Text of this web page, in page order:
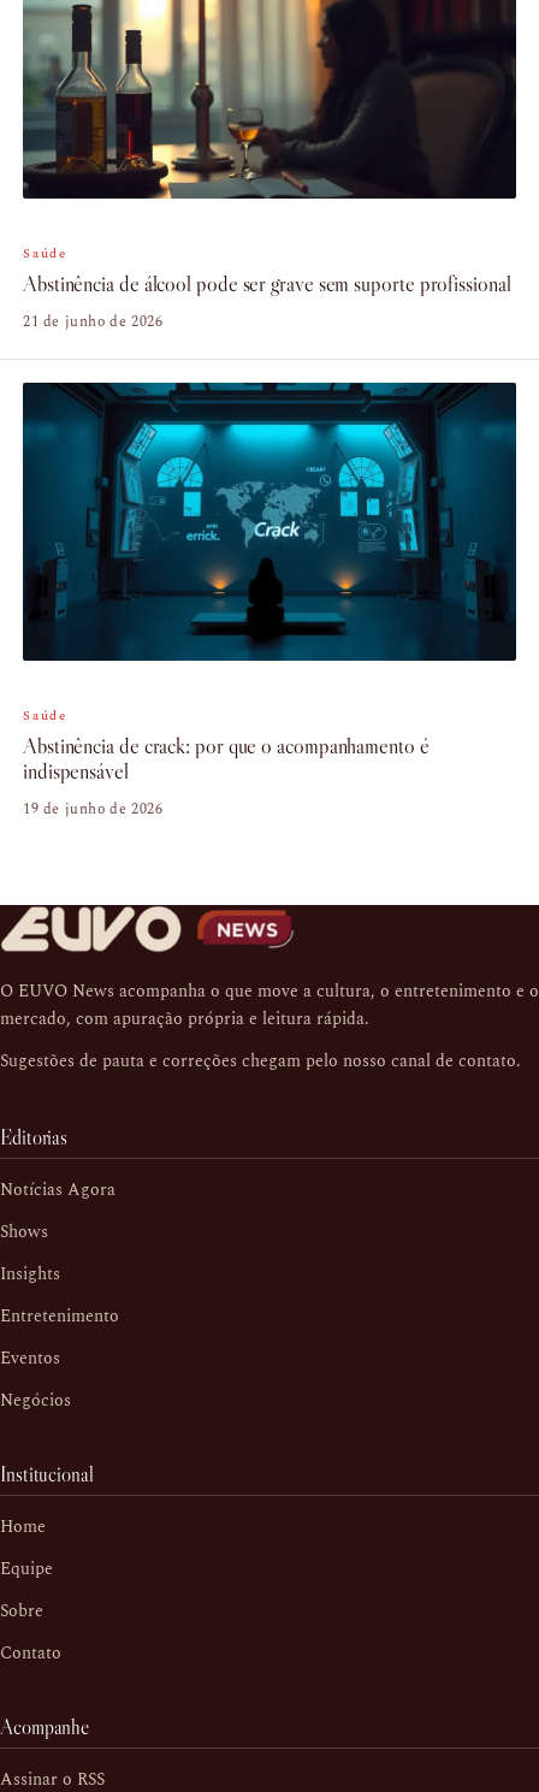
Saúde
Abstinência de álcool pode ser grave sem suporte profissional
21 de junho de 2026
Saúde
Abstinência de crack: por que o acompanhamento é
indispensável
19 de junho de 2026
O EUVO News acompanha o que move a cultura, o entretenimento e o
mercado, com apuração própria e leitura rápida.
Sugestões de pauta e correções chegam pelo nosso canal de contato.
Editorias
Notícias Agora
Shows
Insights
Entretenimento
Eventos
Negócios
Institucional
Home
Equipe
Sobre
Contato
Acompanhe
Assinar o RSS